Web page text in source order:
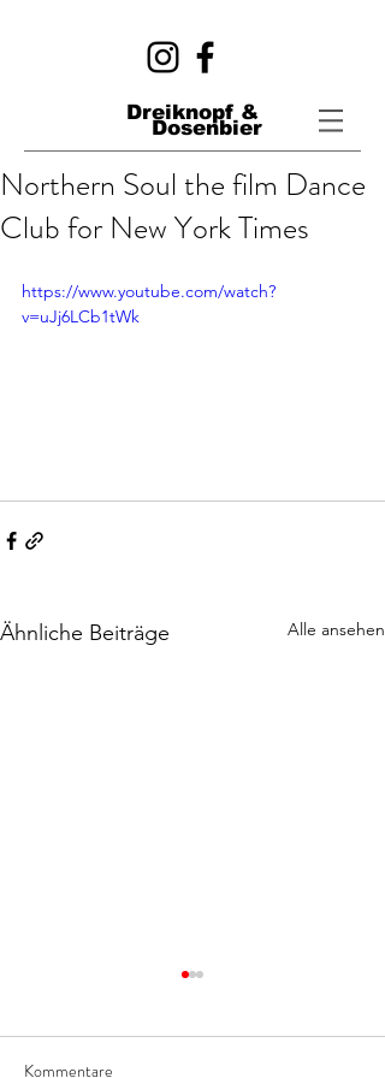
Dreiknopf &
Dosenbier
Northern Soul the film Dance
Club for New York Times
https://www.youtube.com/watch?
v=uJj6LCb1tWk
Ähnliche Beiträge Alle ansehen
Kommentare